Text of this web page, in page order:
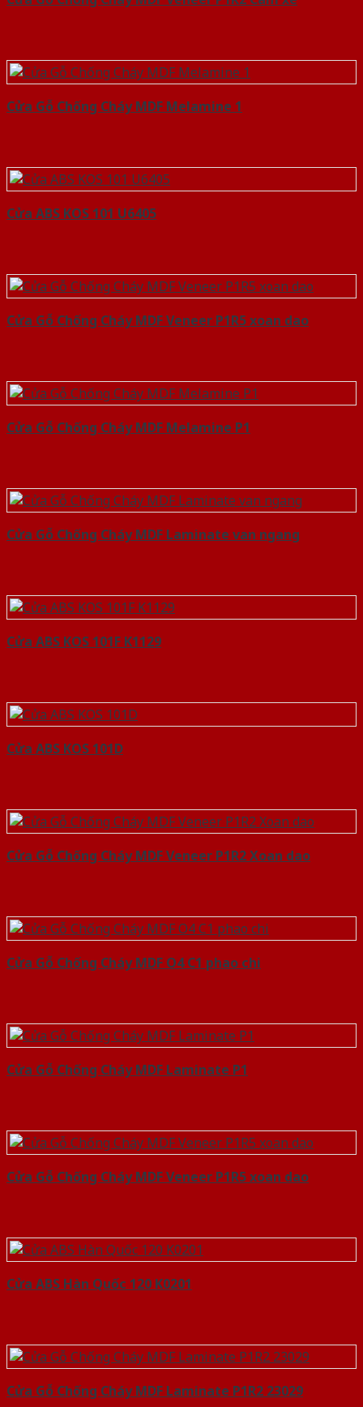
Cửa Gỗ Chống Cháy MDF Melamine 1
Cửa ABS KOS 101 U6405
Cửa Gỗ Chống Cháy MDF Veneer P1R5 xoan dao
Cửa Gỗ Chống Cháy MDF Melamine P1
Cửa Gỗ Chống Cháy MDF Laminate van ngang
Cửa ABS KOS 101F K1129
Cửa ABS KOS 101D
Cửa Gỗ Chống Cháy MDF Veneer P1R2 Xoan dao
Cửa Gỗ Chống Cháy MDF O4 C1 phao chi
Cửa Gỗ Chống Cháy MDF Laminate P1
Cửa Gỗ Chống Cháy MDF Veneer P1R5 xoan dao
Cửa ABS Hàn Quốc 120 K0201
Cửa Gỗ Chống Cháy MDF Laminate P1R2 23029